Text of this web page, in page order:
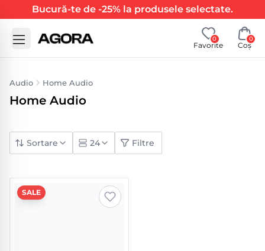
Bucură-te de -25% la produsele selectate.
0
Favorite
0
Coș
Audio Home Audio
Home Audio
Sortare 24 Filtre
SALE